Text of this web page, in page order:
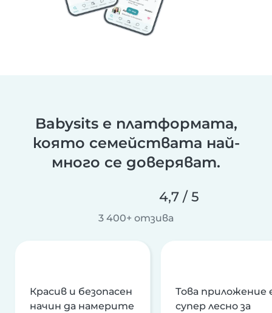
Babysits е платформата,
която семействата най-
много се доверяват.
4,7 / 5
3 400+ отзива
Красив и безопасен
начин да намерите
Това приложение
супер лесно за